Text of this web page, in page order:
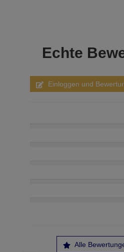
Echte
Einloggen und
Alle